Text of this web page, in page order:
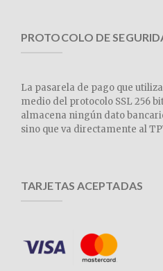
PROTOCOLO DE
La pasarela de pago que
medio del protocolo SSL 256
almacena ningún dato
sino que va directamente al
TARJETAS ACEPTADAS